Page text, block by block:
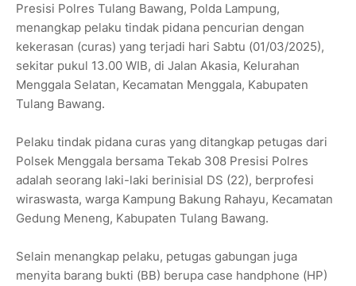
Presisi Polres Tulang Bawang, Polda Lampung,
menangkap pelaku tindak pidana pencurian dengan
kekerasan (curas) yang terjadi hari Sabtu (01/03/2025),
sekitar pukul 13.00 WIB, di Jalan Akasia, Kelurahan
Menggala Selatan, Kecamatan Menggala, Kabupaten
Tulang Bawang.
Pelaku tindak pidana curas yang ditangkap petugas dari
Polsek Menggala bersama Tekab 308 Presisi Polres
adalah seorang laki-laki berinisial DS (22), berprofesi
wiraswasta, warga Kampung Bakung Rahayu, Kecamatan
Gedung Meneng, Kabupaten Tulang Bawang.
Selain menangkap pelaku, petugas gabungan juga
menyita barang bukti (BB) berupa case handphone (HP)